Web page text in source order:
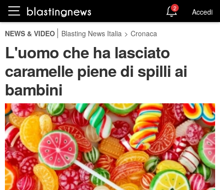
2 Accedi
NEWS & VIDEO Blasting News Italia > Cronaca
L'uomo che ha lasciato
caramelle piene di spilli ai
bambini